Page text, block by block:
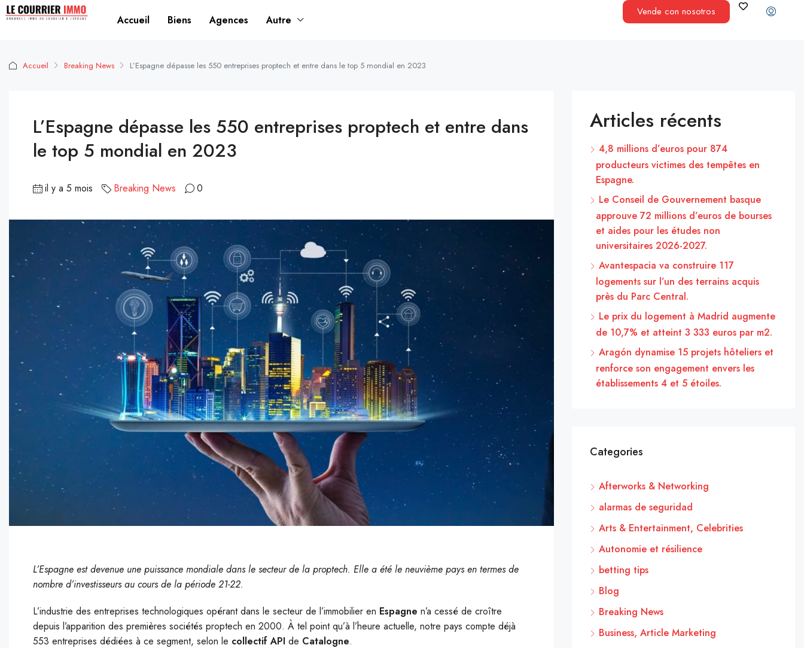
Accueil Biens Agences Autre
Vende con nosotros
Accueil Breaking News L’Espagne dépasse les 550 entreprises proptech et entre dans le top 5 mondial en 2023
L’Espagne dépasse les 550 entreprises proptech et entre dans
le top 5 mondial en 2023
il y a 5 mois Breaking News 0
L’Espagne est devenue une puissance mondiale dans le secteur de la proptech. Elle a été le neuvième pays en termes de
nombre d’investisseurs au cours de la période 21-22.
L’industrie des entreprises technologiques opérant dans le secteur de l’immobilier en Espagne n’a cessé de croître
depuis l’apparition des premières sociétés proptech en 2000. À tel point qu’à l’heure actuelle, notre pays compte déjà
553 entreprises dédiées à ce segment, selon le collectif API de Catalogne.
Articles récents
4,8 millions d’euros pour 874
producteurs victimes des tempêtes en
Espagne.
Le Conseil de Gouvernement basque
approuve 72 millions d’euros de bourses
et aides pour les études non
universitaires 2026-2027.
Avantespacia va construire 117
logements sur l’un des terrains acquis
près du Parc Central.
Le prix du logement à Madrid augmente
de 10,7% et atteint 3 333 euros par m2.
Aragón dynamise 15 projets hôteliers et
renforce son engagement envers les
établissements 4 et 5 étoiles.
Categories
Afterworks & Networking
alarmas de seguridad
Arts & Entertainment, Celebrities
Autonomie et résilience
betting tips
Blog
Breaking News
Business, Article Marketing